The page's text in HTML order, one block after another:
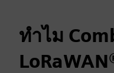
ทำไม